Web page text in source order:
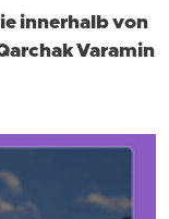
innerhalb von
Varamin